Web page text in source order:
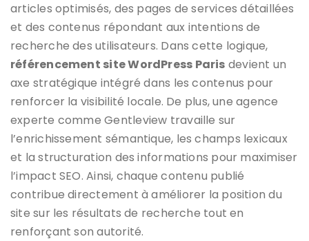
articles optimisés, des pages de services détaillées
et des contenus répondant aux intentions de
recherche des utilisateurs. Dans cette logique,
référencement site WordPress Paris devient un
axe stratégique intégré dans les contenus pour
renforcer la visibilité locale. De plus, une agence
experte comme Gentleview travaille sur
l’enrichissement sémantique, les champs lexicaux
et la structuration des informations pour maximiser
l’impact SEO. Ainsi, chaque contenu publié
contribue directement à améliorer la position du
site sur les résultats de recherche tout en
renforçant son autorité.